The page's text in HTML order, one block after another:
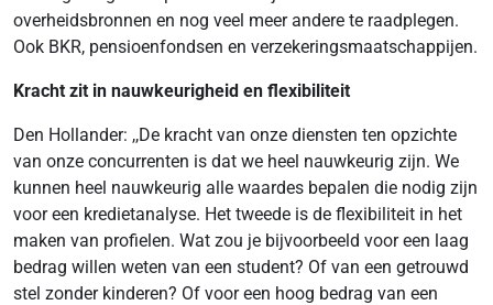
overheidsbronnen en nog veel meer andere te raadplegen.
Ook BKR, pensioenfondsen en verzekeringsmaatschappijen.
Kracht zit in nauwkeurigheid en flexibiliteit
Den Hollander: ,,De kracht van onze diensten ten opzichte
van onze concurrenten is dat we heel nauwkeurig zijn. We
kunnen heel nauwkeurig alle waardes bepalen die nodig zijn
voor een kredietanalyse. Het tweede is de flexibiliteit in het
maken van profielen. Wat zou je bijvoorbeeld voor een laag
bedrag willen weten van een student? Of van een getrouwd
stel zonder kinderen? Of voor een hoog bedrag van een